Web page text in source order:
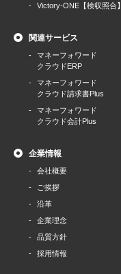
Victory-ONE【検収照合】
関連サービス
マネーフォワード
クラウドERP
マネーフォワード
クラウド請求書Plus
マネーフォワード
クラウド会計Plus
企業情報
会社概要
ご挨拶
沿革
企業理念
品質方針
採用情報